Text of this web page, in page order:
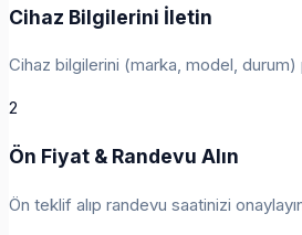
Cihaz Bilgilerini İletin
Cihaz bilgilerini (marka, model, durum)
2
Ön Fiyat & Randevu Alın
Ön teklif alıp randevu saatinizi